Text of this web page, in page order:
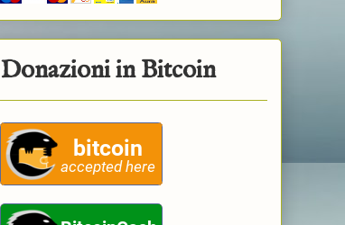
Donazioni in Bitcoin